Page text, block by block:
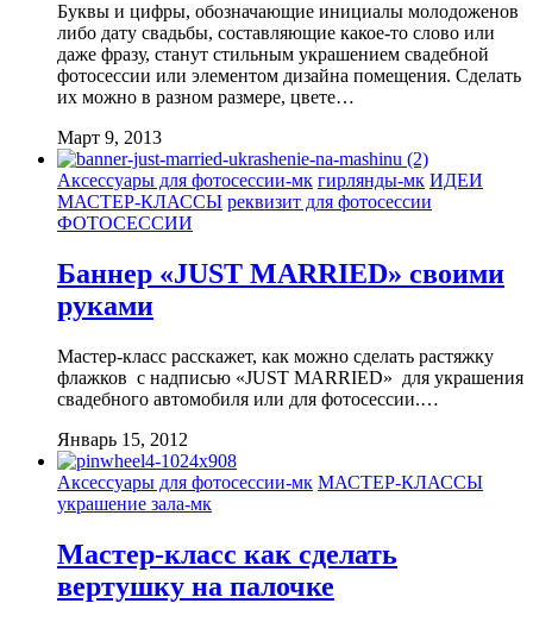
Буквы и цифры, обозначающие инициалы молодоженов
либо дату свадьбы, составляющие какое-то слово или
даже фразу, станут стильным украшением свадебной
фотосессии или элементом дизайна помещения. Сделать
их можно в разном размере, цвете…
Март 9, 2013
Аксессуары для фотосессии-мк гирлянды-мк ИДЕИ
МАСТЕР-КЛАССЫ реквизит для фотосессии
ФОТОСЕССИИ
Баннер «JUST MARRIED» своими
руками
Мастер-класс расскажет, как можно сделать растяжку
флажков с надписью «JUST MARRIED» для украшения
свадебного автомобиля или для фотосессии.…
Январь 15, 2012
Аксессуары для фотосессии-мк МАСТЕР-КЛАССЫ
украшение зала-мк
Мастер-класс как сделать
вертушку на палочке